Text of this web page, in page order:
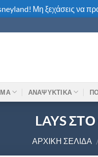
Μη ξεχάσεις να
ΑΝΑΨΥΚΤΙΚΑ
LAYS
ΑΡΧΙΚΉ ΣΕΛΊΔΑ